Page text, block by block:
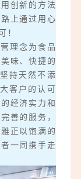
创新的方法
上通过用心
！
理念为食品
味、快捷的
持天然不添
客户的认可
经济实力和
善的服务，
正以饱满的
一同携手走